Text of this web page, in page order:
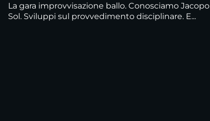
La gara improvvisazione ballo. Conosciamo Jacopo
Sol. Sviluppi sul provvedimento disciplinare. E...